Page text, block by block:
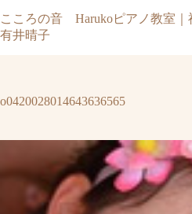
ン
テ
ス
ッ
こころの音 Harukoピアノ教室｜
有井晴子
o0420028014643636565